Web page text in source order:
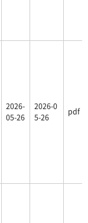
2026-
05-26
2026-0
5-26
pdf